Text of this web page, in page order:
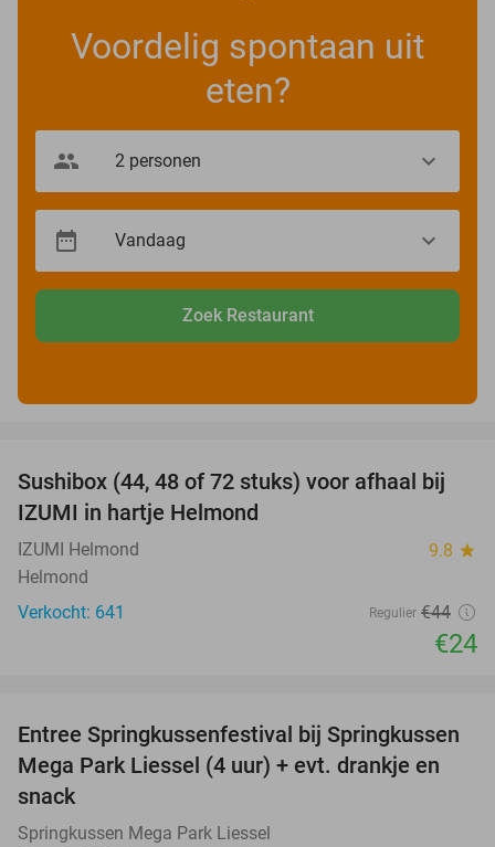
Voordelig spontaan uit
eten?
Zoek Restaurant
45%
Sushibox (44, 48 of 72 stuks) voor afhaal bij
IZUMI in hartje Helmond
IZUMI Helmond 9.8 star
Helmond
Verkocht: 641
Regulier €44
€24
53%
Entree Springkussenfestival bij Springkussen
Mega Park Liessel (4 uur) + evt. drankje en
snack
Springkussen Mega Park Liessel